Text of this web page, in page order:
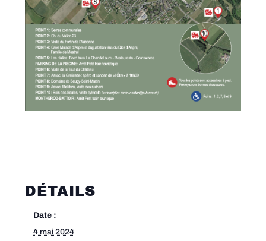
DÉTAILS
Date :
4 mai 2024